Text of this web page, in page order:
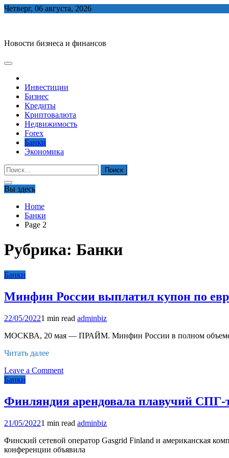
Skip
Четверг, 06 августа, 2026
Новости бизнеса и финансов
Инвестиции
Бизнес
Кредиты
Криптовалюта
Недвижимость
Forex
Банки
Экономика
Найти:
Вы здесь
Home
Банки
Page 2
Рубрика: Банки
Банки
Минфин России выплатил купон по
22/05/20221 min read adminbiz
МОСКВА, 20 мая — ПРАЙМ. Минфин России в полном объеме
Читать далее
Leave a Commenton
купон
евробондам
полном
объеме
Банки
Финляндия арендовала плавучий СПГ-
21/05/20221 min read adminbiz
Финский сетевой оператор Gasgrid Finland и американская
конференции объявила